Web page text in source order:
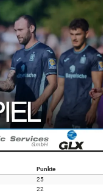
Punkte
25
22